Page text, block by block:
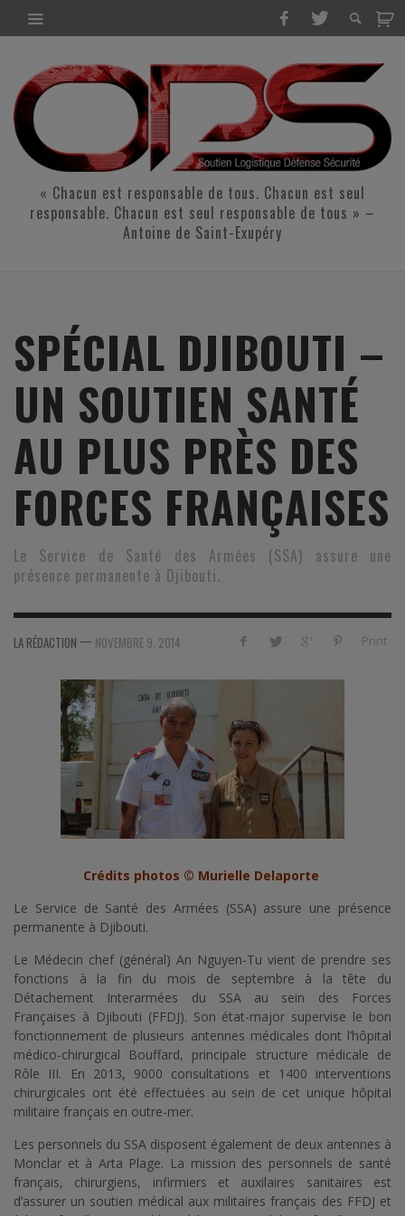
« Chacun est responsable de tous. Chacun est seul
responsable. Chacun est seul responsable de tous » –
Antoine de Saint-Exupéry
SPÉCIAL DJIBOUTI –
UN SOUTIEN SANTÉ
AU PLUS PRÈS DES
FORCES FRANÇAISES
Le Service de Santé des Armées (SSA) assure une
présence permanente à Djibouti.
Print
LA RÉDACTION — NOVEMBRE 9, 2014
Crédits photos © Murielle Delaporte
Le Service de Santé des Armées (SSA) assure une présence
permanente à Djibouti.
Le Médecin chef (général) An Nguyen-Tu vient de prendre ses
fonctions à la fin du mois de septembre à la tête du
Détachement Interarmées du SSA au sein des Forces
Françaises à Djibouti (FFDJ). Son état-major supervise le bon
fonctionnement de plusieurs antennes médicales dont l’hôpital
médico-chirurgical Bouffard, principale structure médicale de
Rôle III. En 2013, 9000 consultations et 1400 interventions
chirurgicales ont été effectuées au sein de cet unique hôpital
militaire français en outre-mer.
Les personnels du SSA disposent également de deux antennes à
Monclar et à Arta Plage. La mission des personnels de santé
français, chirurgiens, infirmiers et auxilaires sanitaires est
d’assurer un soutien médical aux militaires français des FFDJ et